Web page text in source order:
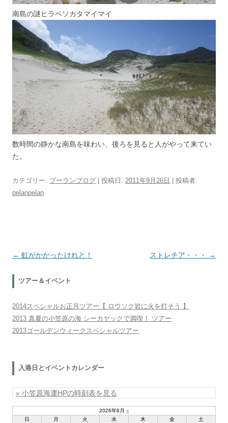
南島の謎ヒラベソカタマイマイ
数時間の静かな南島を味わい、後ろを見ると人がやって来てい
た。
カテゴリー: プーランブログ | 投稿日: 2011年9月26日
投稿者:
pelanpelan
投稿ナビゲーション
← 虹がかかったけれと！ ストレチア・・・ →
ツアー＆イベント
2014スペシャルお正月ツアー【 ロウソク岩に火を灯そう 】
2013 真夏の小笠原の海 シーカヤックで満喫！ ツアー
2013ゴールデンウィークスペシャルツアー
入港日とイベントカレンダー
» 小笠原海運HPの時刻表を見る
2026年8月 »
日
月 火 水 木 金
土